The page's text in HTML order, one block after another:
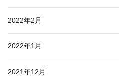
2022年2月
2022年1月
2021年12月